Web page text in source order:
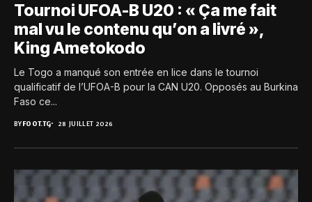
Tournoi UFOA-B U20 : « Ça me fait
mal vu le contenu qu’on a livré »,
King Ametokodo
Le Togo a manqué son entrée en lice dans le tournoi
qualificatif de l’UFOA-B pour la CAN U20. Opposés au Burkina
Faso ce...
BYFOOT.TG 28 JUILLET 2026